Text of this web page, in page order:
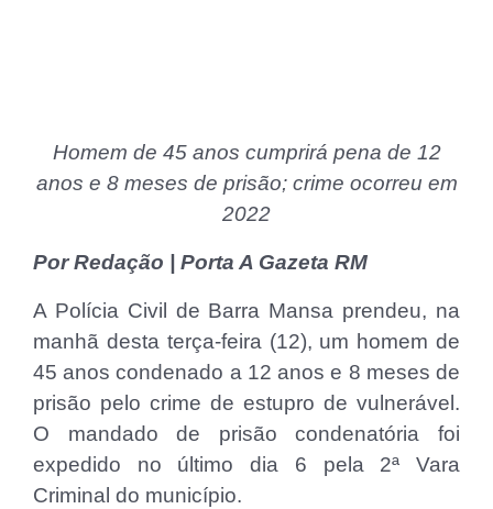
Homem de 45 anos cumprirá pena de 12
anos e 8 meses de prisão; crime ocorreu em
2022
Por Redação | Porta A Gazeta RM
A Polícia Civil de Barra Mansa prendeu, na
manhã desta terça-feira (12), um homem de
45 anos condenado a 12 anos e 8 meses de
prisão pelo crime de estupro de vulnerável.
O mandado de prisão condenatória foi
expedido no último dia 6 pela 2ª Vara
Criminal do município.